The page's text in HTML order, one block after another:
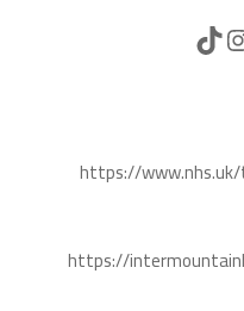
https://
https://